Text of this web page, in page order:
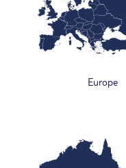
Europe